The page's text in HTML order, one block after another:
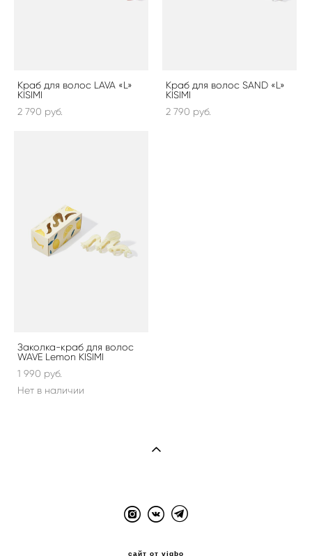
Краб для волос LAVA «L»
KISIMI
2 790 pуб.
Краб для волос SAND «L»
KISIMI
2 790 pуб.
Заколка-краб для волос
WAVE Lemon KISIMI
1 990 pуб.
Нет в наличии
сайт от vigbo